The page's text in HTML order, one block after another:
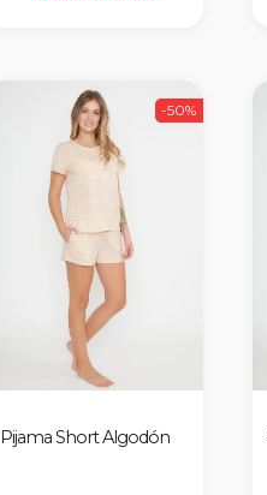
-50%
Pijama Short Algodón